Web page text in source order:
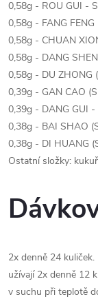
0,58g - ROU GUI -
0,58g - FANG
0,58g - CHUAN
0,58g - DANG
0,58g - DU ZHONG
0,39g - GAN CAO
0,39g - DANG GUI -
0,38g - BAI SHAO
0,38g - DI HUANG
Ostatní složky:
2x denně 24
užívají 2x denně 12
v suchu při teplotě